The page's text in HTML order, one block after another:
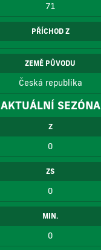
71
PŘÍCHOD Z
ZEMĚ PŮVODU
Česká republika
AKTUÁLNÍ SEZÓNA
Z
0
ZS
0
MIN.
0